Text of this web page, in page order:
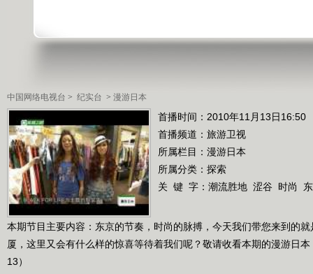
中国网络电视台 > 纪实台 > 漫游日本
首播时间：2010年11月13日16:50
首播频道： 旅游卫视
所属栏目： 漫游日本
所属分类：探索
关 键 字： 潮流胜地 涩谷 时尚
本期节目主要内容：东京的节奏，时尚的脉搏，今天我们带您来到的
厦，这里又会有什么样的惊喜等待着我们呢？敬请收看本期的漫游日
13）